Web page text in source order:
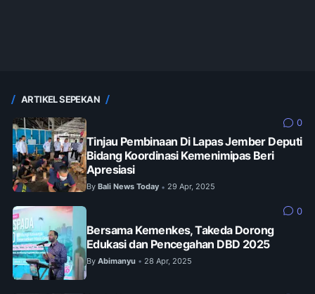
ARTIKEL SEPEKAN
0
Tinjau Pembinaan Di Lapas Jember Deputi
Bidang Koordinasi Kemenimipas Beri
Apresiasi
By Bali News Today • 29 Apr, 2025
0
Bersama Kemenkes, Takeda Dorong
Edukasi dan Pencegahan DBD 2025
By Abimanyu • 28 Apr, 2025